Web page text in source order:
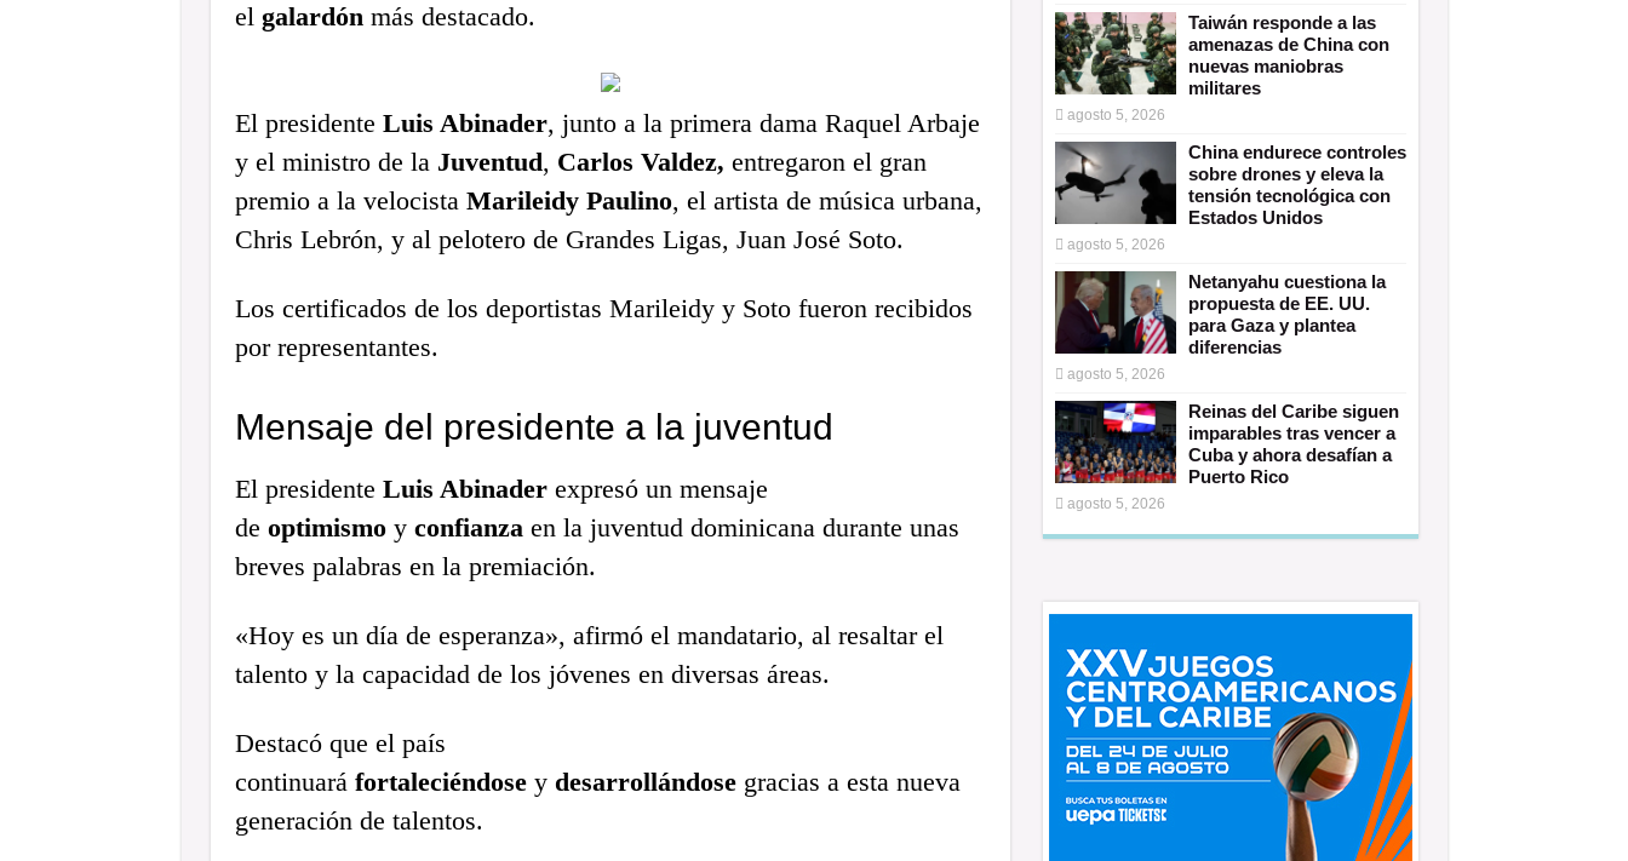
el galardónmás destacado.
El presidente Luis Abinader, junto a la primera dama Raquel Arbaje
y el ministro de la Juventud, Carlos Valdez, entregaron el gran
premio a la velocista Marileidy Paulino, el artista de música urbana,
Chris Lebrón, y al pelotero de Grandes Ligas, Juan José Soto.
Los certificados de los deportistas Marileidy y Soto fueron recibidos
por representantes.
Mensaje del presidente a la juventud
El presidente Luis Abinaderexpresó un mensaje
de optimismoy confianzaen la juventud dominicana durante unas
breves palabras en la premiación.
«Hoy es un día de esperanza», afirmó el mandatario, al resaltar el
talento y la capacidad de los jóvenes en diversas áreas.
Destacó que el país
continuará fortaleciéndosey desarrollándosegracias a esta nueva
generación de talentos.
Taiwán responde a las
amenazas de China con
nuevas maniobras
militares
agosto 5, 2026
China endurece controles
sobre drones y eleva la
tensión tecnológica con
Estados Unidos
agosto 5, 2026
Netanyahu cuestiona la
propuesta de EE. UU.
para Gaza y plantea
diferencias
agosto 5, 2026
Reinas del Caribe siguen
imparables tras vencer a
Cuba y ahora desafían a
Puerto Rico
agosto 5, 2026